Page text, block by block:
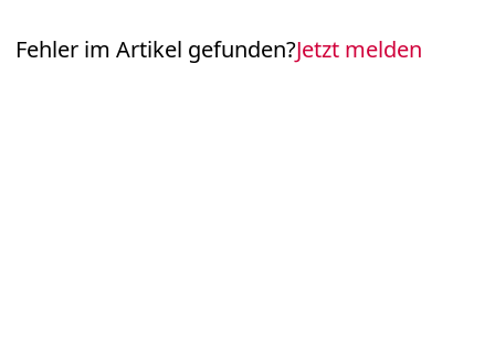
Fehler im Artikel gefunden?Jetzt melden